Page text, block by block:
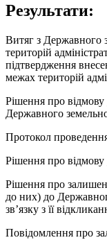
Результати:
Витяг з Державного
територій
підтвердження
межах територій
Рішення про відмову
Державного
Протокол
Рішення про відмову
Рішення про
до них) до
зв’язку з її
Повідомлення про